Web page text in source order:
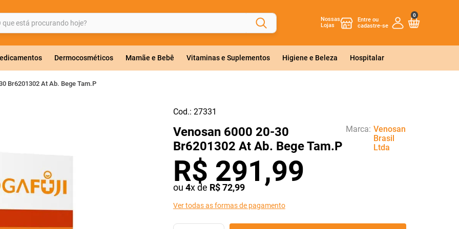
está procurando hoje?
Nossas
Lojas
0
Dermocosméticos Mamãe e Bebê Vitaminas e Suplementos Higiene e Beleza Hospitalar
Br6201302 At Ab. Bege Tam.P
Cod.: 27331
Venosan 6000 20-30
Br6201302 At Ab. Bege Tam.P
Marca: Venosan
Brasil
Ltda
R$ 291,99
ou 4x de R$72,99
Ver todas as formas de pagamento